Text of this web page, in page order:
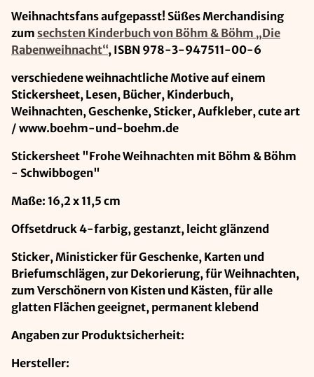
Weihnachtsfans aufgepasst! Süßes Merchandising
zum sechsten Kinderbuch von Böhm & Böhm „Die
Rabenweihnacht“, ISBN 978-3-947511-00-6
verschiedene weihnachtliche Motive auf einem
Stickersheet, Lesen, Bücher, Kinderbuch,
Weihnachten, Geschenke, Sticker, Aufkleber, cute art
/ www.boehm-und-boehm.de
Stickersheet "Frohe Weihnachten mit Böhm & Böhm
- Schwibbogen"
Maße: 16,2 x 11,5 cm
Offsetdruck 4-farbig, gestanzt, leicht glänzend
Sticker, Ministicker für Geschenke, Karten und
Briefumschlägen, zur Dekorierung, für Weihnachten,
zum Verschönern von Kisten und Kästen, für alle
glatten Flächen geeignet, permanent klebend
Angaben zur Produktsicherheit:
Hersteller: